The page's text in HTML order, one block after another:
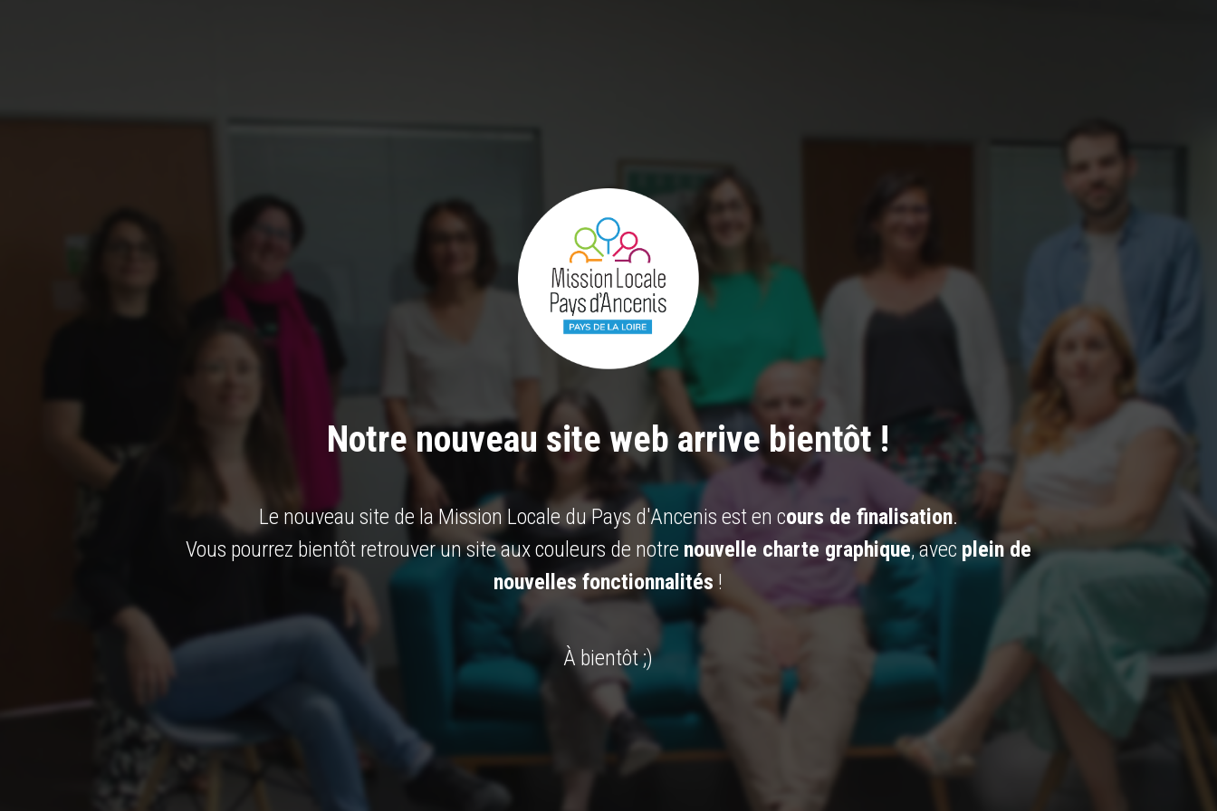
Notre nouveau site web arrive bientôt !
Le nouveau site de la Mission Locale du Pays d'Ancenis est en cours de finalisation.
Vous pourrez bientôt retrouver un site aux couleurs de notre nouvelle charte graphique, avec plein de
nouvelles fonctionnalités !
À bientôt ;)